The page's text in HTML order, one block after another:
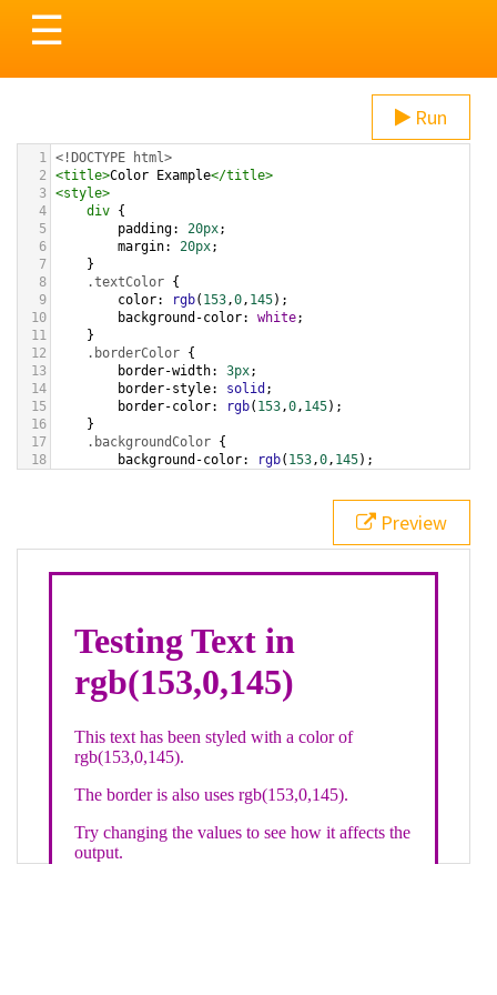
Toggle
navigation
☰
Run
1 <!DOCTYPE html>
2
<title>Color Example</title>
3 <style>
4
div {
5
padding: 20px;
6
margin: 20px;
7
}
8
.textColor {
9
color: rgb( 153,0, 145);
10
background-color: white;
11
}
12
.borderColor {
13
border-width: 3px;
14
border-style: solid ;
15
border-color: rgb( 153,0, 145);
16
}
17
.backgroundColor {
18
background-color: rgb( 153,0, 145);
bottom ,
white, rgb(153,0,145));
div class="textColor borderColor"
< h1>Testing Text in rgb(153,0,145)
Preview